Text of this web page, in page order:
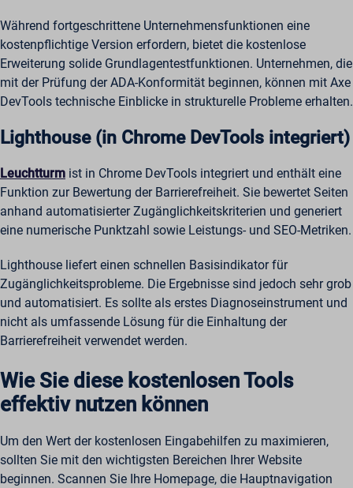
Während fortgeschrittene Unternehmensfunktionen eine
kostenpflichtige Version erfordern, bietet die kostenlose
Erweiterung solide Grundlagentestfunktionen. Unternehmen, die
mit der Prüfung der ADA-Konformität beginnen, können mit Axe
DevTools technische Einblicke in strukturelle Probleme erhalten.
Lighthouse (in Chrome DevTools integriert)
Leuchtturm ist in Chrome DevTools integriert und enthält eine
Funktion zur Bewertung der Barrierefreiheit. Sie bewertet Seiten
anhand automatisierter Zugänglichkeitskriterien und generiert
eine numerische Punktzahl sowie Leistungs- und SEO-Metriken.
Lighthouse liefert einen schnellen Basisindikator für
Zugänglichkeitsprobleme. Die Ergebnisse sind jedoch sehr grob
und automatisiert. Es sollte als erstes Diagnoseinstrument und
nicht als umfassende Lösung für die Einhaltung der
Barrierefreiheit verwendet werden.
Wie Sie diese kostenlosen Tools
effektiv nutzen können
Um den Wert der kostenlosen Eingabehilfen zu maximieren,
sollten Sie mit den wichtigsten Bereichen Ihrer Website
beginnen. Scannen Sie Ihre Homepage, die Hauptnavigation